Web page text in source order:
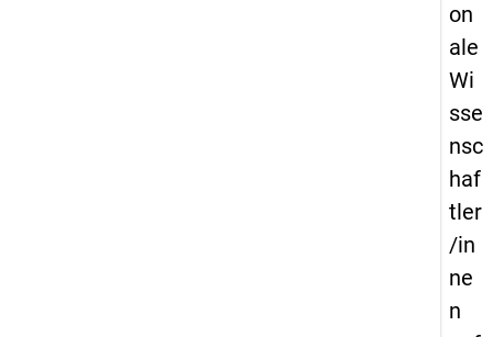
on
ale
Wi
sse
nsc
haf
tler
/in
ne
n